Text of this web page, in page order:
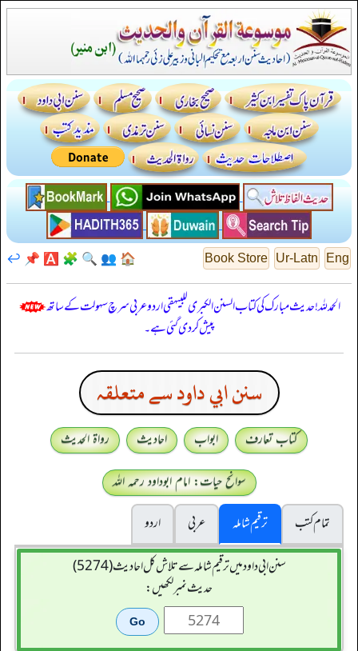
Eng
Ur-Latn
Book Store
🏠
👥
🔍
🧩
🅰️
📌
↩️
الحمدللہ! حدیث مبارک کی کتاب السنن الكبرى للبيهقي اردو عربی سرچ سہولت کے ساتھ
پیش کر دی گئی ہے۔
سنن ابي داود سے متعلقہ
کتاب تعارف ابواب احادیث
رواۃ الحدیث
سوانح حیات: امام ابوداود رحمہ اللہ
تمام کتب
ترقیم شاملہ عربی
اردو
سنن ابي داود میں ترقیم شاملہ سے تلاش کل احادیث (5274)
حدیث نمبر لکھیں: